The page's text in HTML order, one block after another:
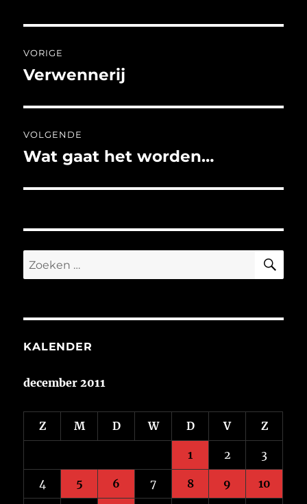
navigatie
VORIGE
Vorig
Verwennerij
VOLGENDE
Volgend
Wat gaat het worden…
Zoeken
naar:
KALENDER
december 2011
Z M D W D V Z
1 2 3
4 5 6 7 8 9 10